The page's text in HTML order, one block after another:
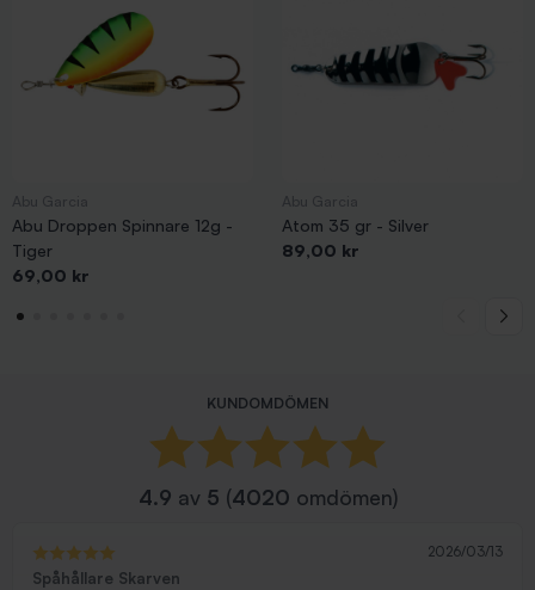
Abu Droppen Spinnare 12g -
Tiger
Pris
69,00 kr
Atom 35 gr - Silver
Pris
89,00 kr
KUNDOMDÖMEN
4.9 av 5 (4020 omdömen)
2026/03/13
Spåhållare Skarven